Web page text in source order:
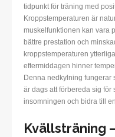
tidpunkt för träning med
Kroppstemperaturen är
muskelfunktionen kan vara
bättre prestation och
kroppstemperaturen
eftermiddagen hinner
Denna nedkylning fungerar
är dags att förbereda sig för
insomningen och bidra till
Kvällsträning